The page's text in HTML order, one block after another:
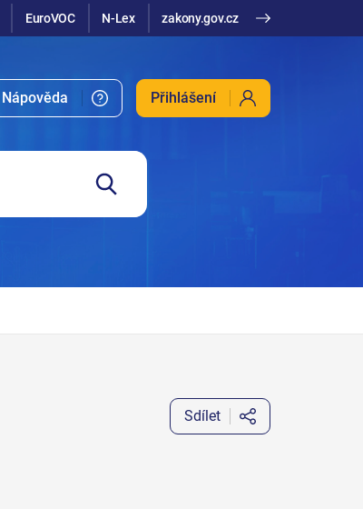
EuroVOC N-Lex zakony.gov.cz
Nápověda Přihlášení
Sdílet